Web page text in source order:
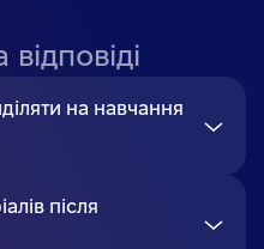
відповіді
на навчання
після